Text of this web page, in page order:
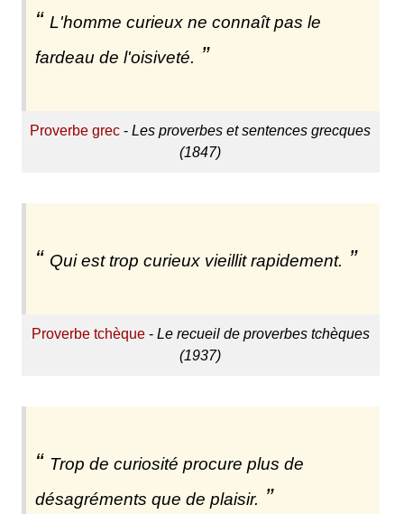
L'homme curieux ne connaît pas le
fardeau de l'oisiveté.
Proverbe grec -Les proverbes et sentences grecques
(1847)
Qui est trop curieux vieillit rapidement.
Proverbe tchèque- Le recueil de proverbes tchèques
(1937)
Trop de curiosité procure plus de
désagréments que de plaisir.